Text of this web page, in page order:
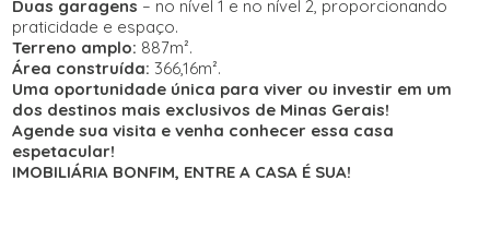
Duas garagens – no nível 1 e no nível 2, proporcionando
praticidade e espaço.
Terreno amplo: 887m².
Área construída: 366,16m².
Uma oportunidade única para viver ou investir em um
dos destinos mais exclusivos de Minas Gerais!
Agende sua visita e venha conhecer essa casa
espetacular!
IMOBILIÁRIA BONFIM, ENTRE A CASA É SUA!